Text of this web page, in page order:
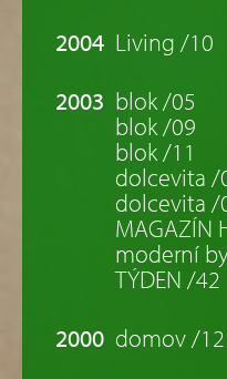
2004 Living /10
2003 blok /05
blok /09
blok /11
dolcevita /
dolcevita /
MAGAZÍN
moderní
TÝDEN /42
2000 domov /12